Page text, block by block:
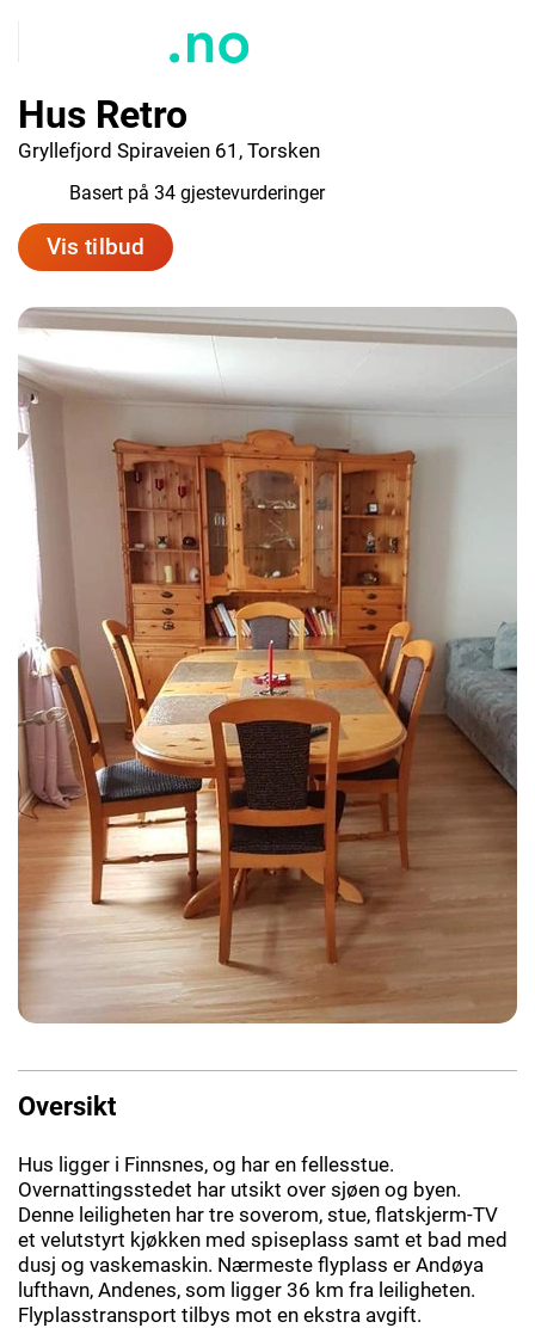
Hus Retro
Gryllefjord Spiraveien 61, Torsken
Basert på 34 gjestevurderinger
Vis tilbud
Oversikt
Hus ligger i Finnsnes, og har en fellesstue.
Overnattingsstedet har utsikt over sjøen og byen.
Denne leiligheten har tre soverom, stue, flatskjerm-TV
et velutstyrt kjøkken med spiseplass samt et bad med
dusj og vaskemaskin. Nærmeste flyplass er Andøya
lufthavn, Andenes, som ligger 36 km fra leiligheten.
Flyplasstransport tilbys mot en ekstra avgift.